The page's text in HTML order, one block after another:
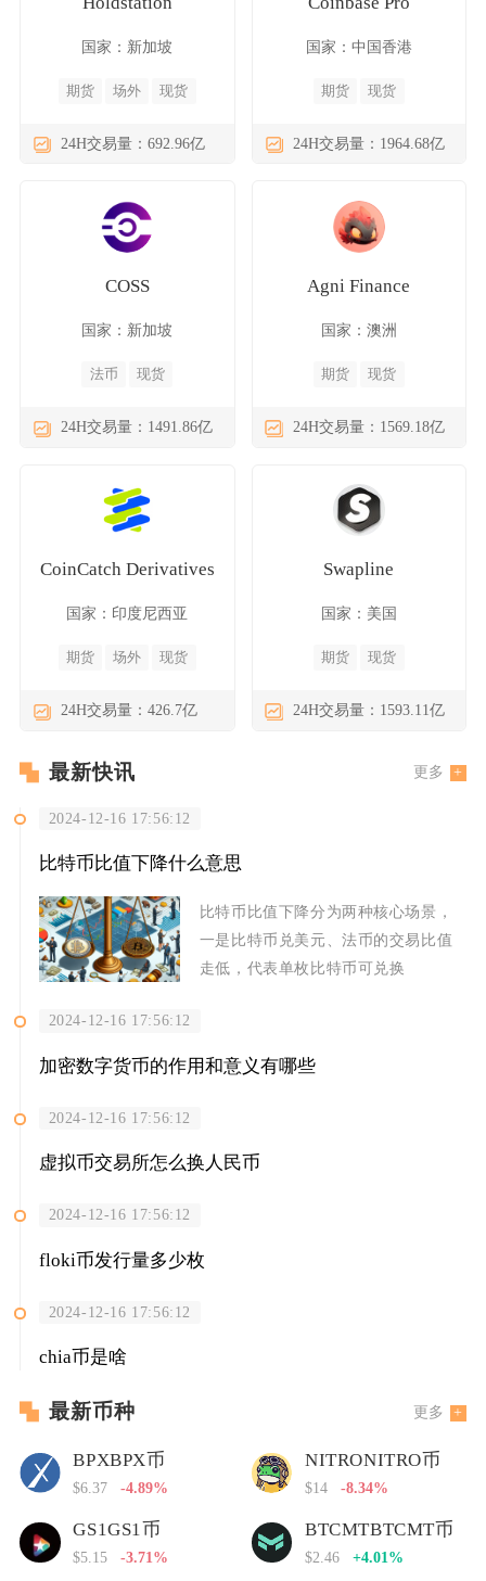
国家：新加坡
期货 场外 现货
24H交易量：692.96亿
国家：中国香港
期货 现货
24H交易量：1964.68亿
COSS
国家：新加坡
法币 现货
24H交易量：1491.86亿
Agni Finance
国家：澳洲
期货 现货
24H交易量：1569.18亿
CoinCatch Derivatives
国家：印度尼西亚
期货 场外 现货
24H交易量：426.7亿
Swapline
国家：美国
期货 现货
24H交易量：1593.11亿
最新快讯 更多
2024-12-16 17:56:12
比特币比值下降什么意思
比特币比值下降分为两种核心场景，
一是比特币兑美元、法币的交易比值
走低，代表单枚比特币可兑换
2024-12-16 17:56:12
加密数字货币的作用和意义有哪些
2024-12-16 17:56:12
虚拟币交易所怎么换人民币
2024-12-16 17:56:12
floki币发行量多少枚
2024-12-16 17:56:12
chia币是啥
最新币种 更多
BPXBPX币
$6.37 -4.89%
NITRONITRO币
$14 -8.34%
GS1GS1币
$5.15 -3.71%
BTCMTBTCMT币
$2.46 +4.01%